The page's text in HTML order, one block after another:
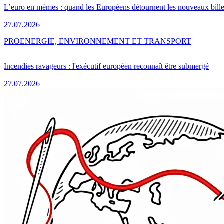
L’euro en mèmes : quand les Européens détournent les nouveaux
27.07.2026
Incendies ravageurs : l'exécutif européen reconnaît être submergé
27.07.2026
PROENERGIE, ENVIRONNEMENT ET TRANSPORT